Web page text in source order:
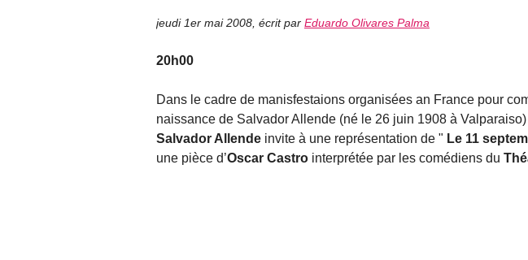
jeudi 1er mai 2008 écrit par Eduardo Olivares Palma
20h00
Dans le cadre de manisfestaions organisées an France pour
naissance de Salvador Allende (né le 26 juin 1908 à Valparaiso)
Salvador Allende invite à une représentation de " Le 11
une pièce d’Oscar Castro interprétée par les comédiens du